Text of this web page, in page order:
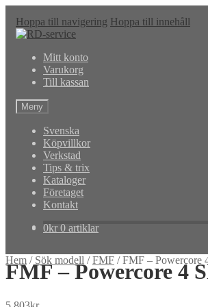
Hoppa till navigering Hoppa till innehåll
Mitt konto
Varukorg
Till kassan
Meny
Svenska
Köpvillkor
Verkstad
Tips & trix
Kataloger
Företaget
Kontakt
0kr 0 artiklar
Hem / Sök modell /FMF /FMF – Powercore
FMF – Powercore 4